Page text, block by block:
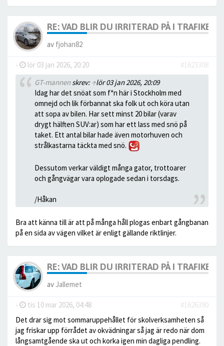
RE: VAD BLIR DU IRRITERAD PÅ I TRAFIKEN?
av fjohan82
- lör 03 jan 2026, 20:20
#1623308
GT-mannenskrev: ↑lör 03 jan 2026, 20:09
Idag har det snöat som f*n här i Stockholm med
omnejd och lik förbannat ska folk ut och köra utan
att sopa av bilen. Har sett minst 20 bilar (varav
drygt hälften SUV:ar) som har ett lass med snö på
taket. Ett antal bilar hade även motorhuven och
strålkastarna täckta med snö.
Dessutom verkar väldigt många gator, trottoarer
och gångvägar vara oplogade sedan i torsdags.
/Håkan
Bra att känna till är att på många håll plogas enbart gångbanan
på en sida av vägen vilket är enligt gällande riktlinjer.
RE: VAD BLIR DU IRRITERAD PÅ I TRAFIKEN?
av Jallemet
- tis 10 mar 2026, 04:48
#1626390
Det drar sig mot sommaruppehållet för skolverksamheten så
jag friskar upp förrådet av okvädningar så jag är redo när dom
långsamtgående ska ut och korka igen min dagliga pendling.